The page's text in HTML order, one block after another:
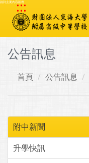
跳到主要內容區塊
:::
公告訊息
首頁 公告訊息
附中新聞
升學快訊